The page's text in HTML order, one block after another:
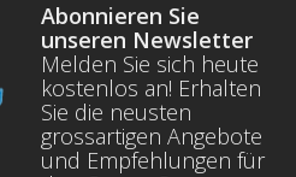
Abonnieren Sie
unseren Newsletter
Melden Sie sich heute
kostenlos an! Erhalten
Sie die neusten
grossartigen Angebote
und Empfehlungen für